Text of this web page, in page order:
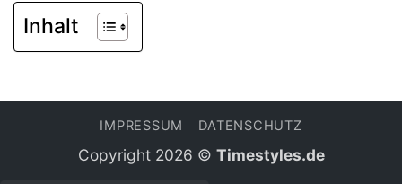
Inhalt
IMPRESSUM DATENSCHUTZ
Copyright 2026 © Timestyles.de